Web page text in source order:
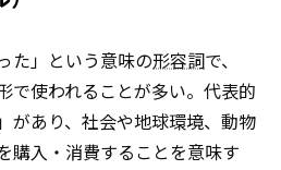
た」という意味の形容詞で、
で使われることが多い。代表的
があり、社会や地球環境、動物
購入・消費することを意味す